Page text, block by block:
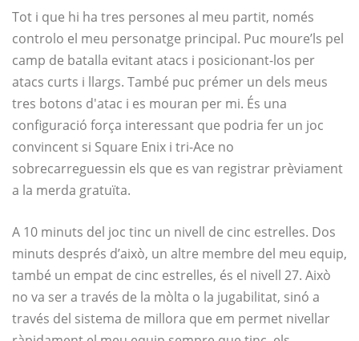
Tot i que hi ha tres persones al meu partit, només
controlo el meu personatge principal. Puc moure’ls pel
camp de batalla evitant atacs i posicionant-los per
atacs curts i llargs. També puc prémer un dels meus
tres botons d'atac i es mouran per mi. És una
configuració força interessant que podria fer un joc
convincent si Square Enix i tri-Ace no
sobrecarreguessin els que es van registrar prèviament
a la merda gratuïta.
A 10 minuts del joc tinc un nivell de cinc estrelles. Dos
minuts després d’això, un altre membre del meu equip,
també un empat de cinc estrelles, és el nivell 27. Això
no va ser a través de la mòlta o la jugabilitat, sinó a
través del sistema de millora que em permet nivellar